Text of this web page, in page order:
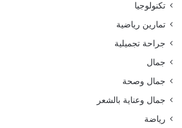
تكنولوجيا
تمارين رياضية
جراحة تجميلية
جمال
جمال وصحة
جمال وعناية بالشعر
رياضة